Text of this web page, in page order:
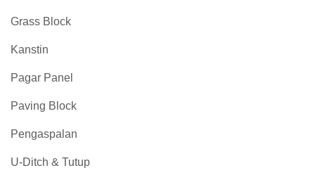
Grass Block
Kanstin
Pagar Panel
Paving Block
Pengaspalan
U-Ditch & Tutup